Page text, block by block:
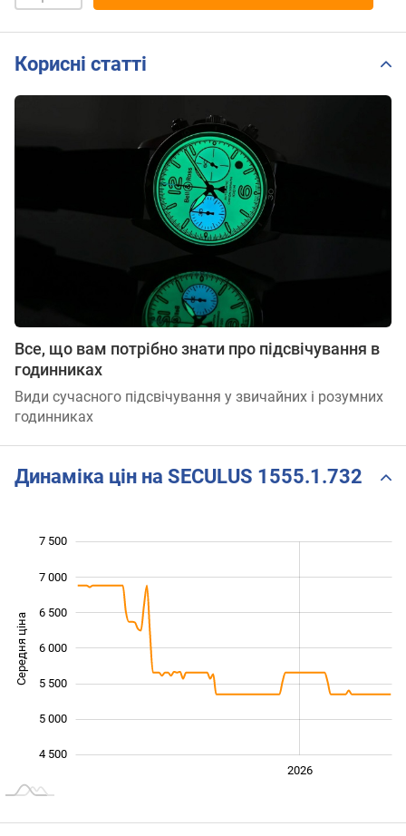
Корисні статті
Все, що вам потрібно знати про підсвічування в
годинниках
Види сучасного підсвічування у звичайних і розумних
годинниках
Динаміка цін на SECULUS 1555.1.732
Середня ціна 4 000
4 500
5 000
5 500
6 000
6 500
7 000
7 500
2026